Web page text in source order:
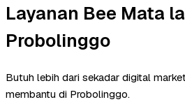
Layanan Bee Mata
Probolinggo
Butuh lebih dari sekadar digital
membantu di Probolinggo.